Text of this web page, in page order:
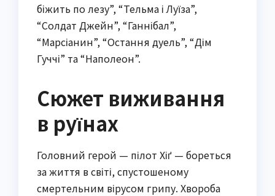
біжить по лезу”, “Тельма і Луїза”,
“Солдат Джейн”, “Ганнібал”,
“Марсіанин”, “Остання дуель”, “Дім
Гуччі” та “Наполеон”.
Сюжет виживання
в руїнах
Головний герой — пілот Хіґ — бореться
за життя в світі, спустошеному
смертельним вірусом грипу. Хвороба